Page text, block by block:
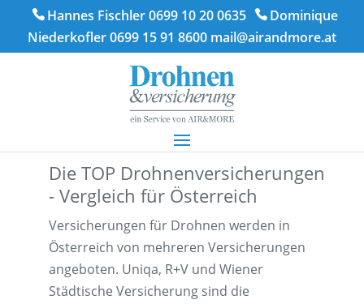
Hannes Fischler 0699 10 20 0635
Dominique
Niederkofler 0699 15 91 8600 mail@airandmore.at
Die TOP Drohnenversicherungen
- Vergleich für Österreich
Versicherungen für Drohnen werden in
Österreich von mehreren Versicherungen
angeboten. Uniqa, R+V und Wiener
Städtische Versicherung sind die